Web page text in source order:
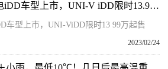
长安UNI系列两款智电iDD车型上市，UNI-V iDD限时13.99万起售
车型上市，UNI-ViDD限时13 99万起售
2023/02/24